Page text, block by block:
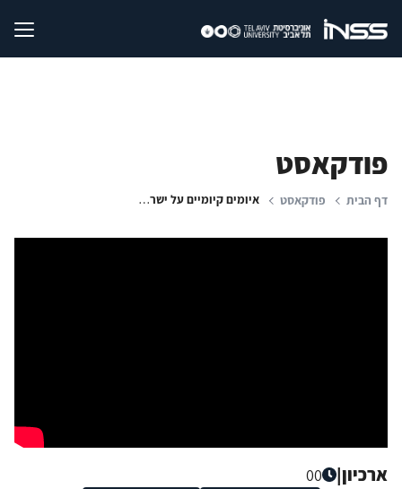
פודקאסט
דף הבית פודקאסט איומים קיומיים על ישראל: תרחישים אפשריים ודרכי התמודדות עמם
ארכיון|
00